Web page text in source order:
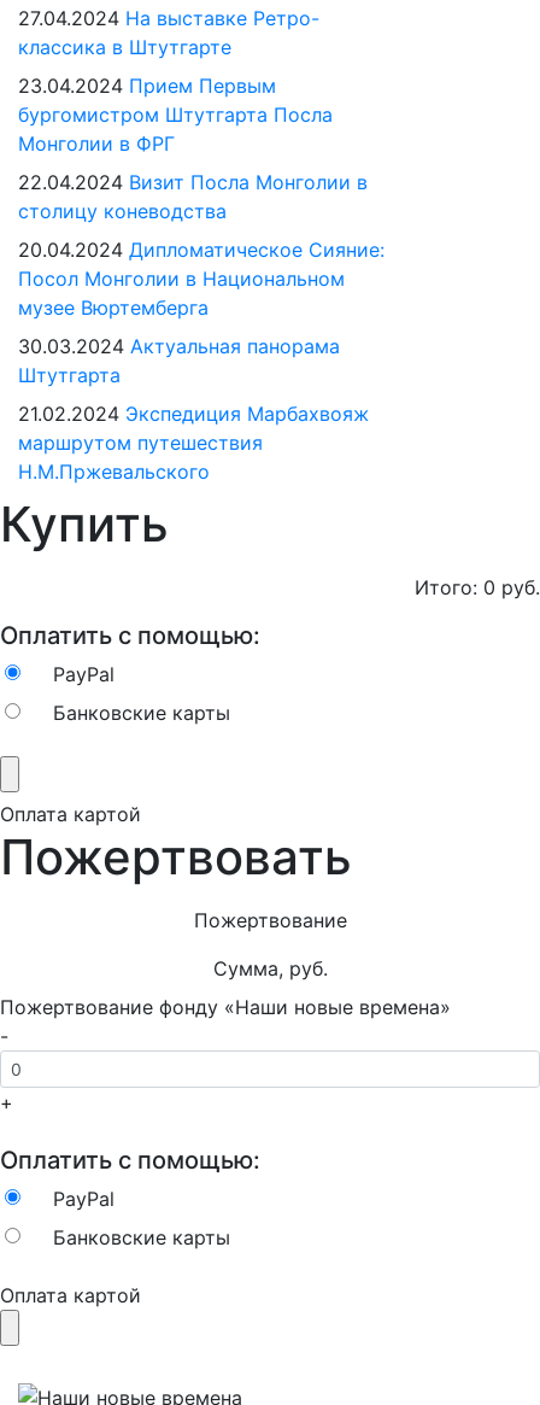
27.04.2024 На выставке Ретро-
классика в Штутгарте
23.04.2024 Прием Первым
бургомистром Штутгарта Посла
Монголии в ФРГ
22.04.2024 Визит Посла Монголии в
столицу коневодства
20.04.2024 Дипломатическое Сияние:
Посол Монголии в Национальном
музее Вюртемберга
30.03.2024 Актуальная панорама
Штутгарта
21.02.2024 Экспедиция Марбахвояж
маршрутом путешествия
Н.М.Пржевальского
Купить
Итого: 0 руб.
Оплатить с помощью:
PayPal
Банковские карты
Оплата картой
Пожертвовать
Пожертвование
Сумма, руб.
Пожертвование фонду «Наши новые времена»
-
+
Оплатить с помощью:
PayPal
Банковские карты
Оплата картой